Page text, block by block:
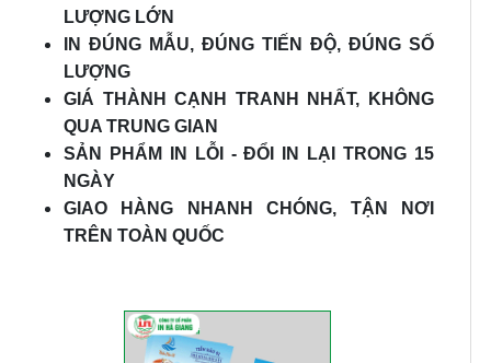
LƯỢNG LỚN
IN ĐÚNG MẪU, ĐÚNG TIẾN ĐỘ, ĐÚNG SỐ
LƯỢNG
GIÁ THÀNH CẠNH TRANH NHẤT, KHÔNG
QUA TRUNG GIAN
SẢN PHẨM IN LỖI - ĐỔI IN LẠI TRONG 15
NGÀY
GIAO HÀNG NHANH CHÓNG, TẬN NƠI
TRÊN TOÀN QUỐC